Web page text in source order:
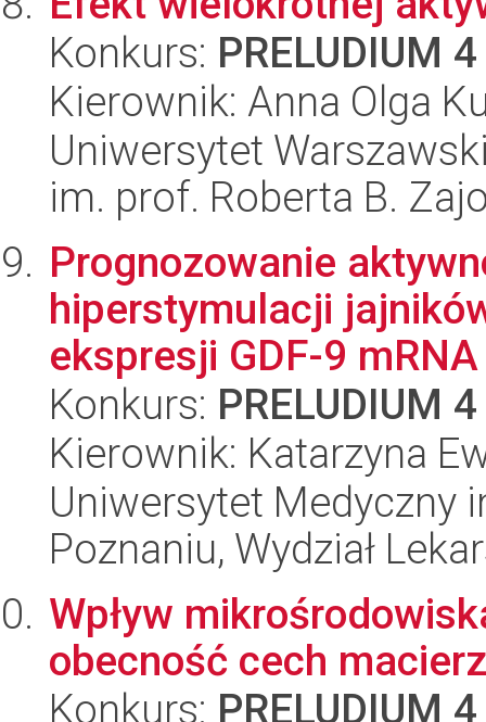
Konkurs: PRELUDIUM 4
Kierownik: Anna Olga
Uniwersytet
im. prof. Roberta B.
Prognozowanie
hiperstymulacji
ekspresji GDF-9
Konkurs: PRELUDIUM 4
Kierownik: Katarzyna
Uniwersytet Medyczny
Poznaniu, Wydział
Wpływ
obecność cech
Konkurs: PRELUDIUM 4